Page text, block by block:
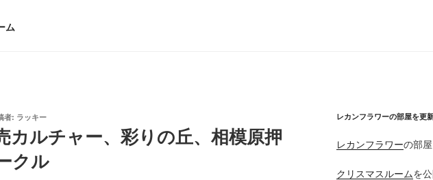
ム
者: ラッキー
カルチャー、彩りの丘、相模原押
クル
レカンフラワーの部屋を更
レカンフラワーの部屋
クリスマスルームを